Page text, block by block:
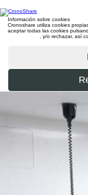
Información sobre cookies
Cronoshare utiliza cookies
aceptar todas las cookies
, y/o rechazar, así